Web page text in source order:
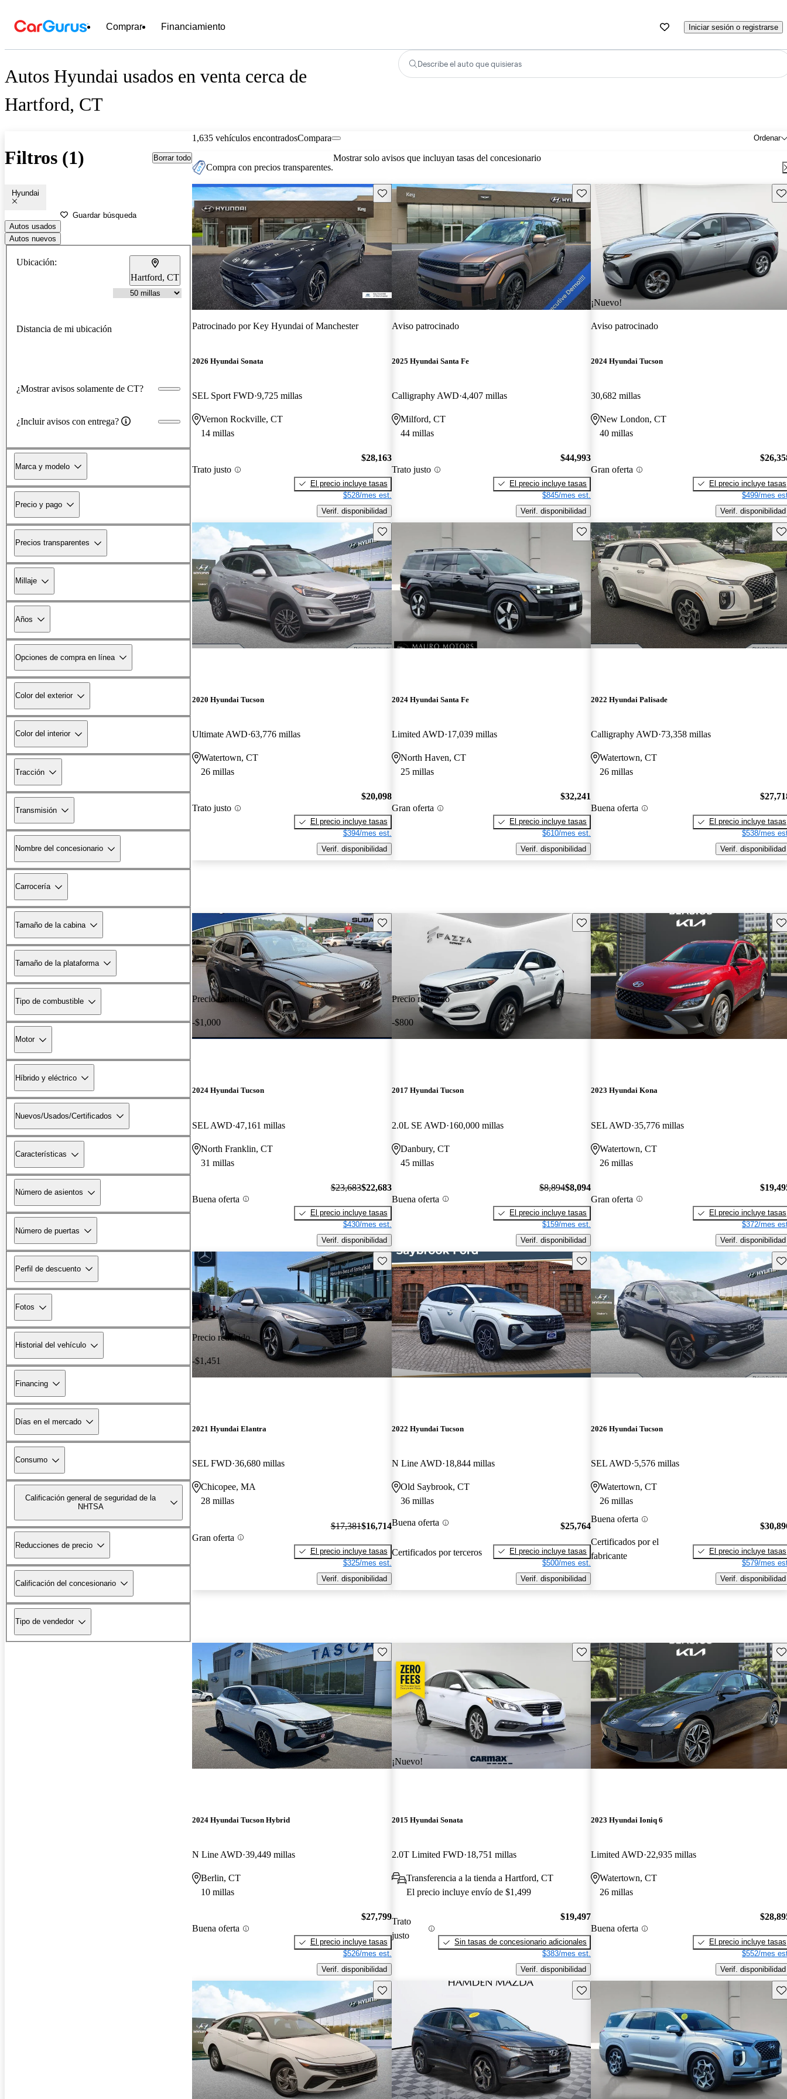
Comprar Financiamiento Iniciar sesión o registrarse
Autos Hyundai usados en venta cerca de
Hartford, CT
Describe el auto que quisieras
Filtros (1) Borrar todo
Hyundai
Guardar búsqueda
Autos usados
Autos nuevos
Ubicación:
Hartford, CT
Distancia de mi ubicación
¿Mostrar avisos solamente de CT?
¿Incluir avisos con entrega?
Marca y modelo
Precio y pago
Precios transparentes
Millaje
Años
Opciones de compra en línea
Color del exterior
Color del interior
Tracción
Transmisión
Nombre del concesionario
Carrocería
Tamaño de la cabina
Tamaño de la plataforma
Tipo de combustible
Motor
Híbrido y eléctrico
Nuevos/Usados/Certificados
Características
Número de asientos
Número de puertas
Perfil de descuento
Fotos
Historial del vehículo
Financing
Días en el mercado
Consumo
Calificación general de seguridad de la
NHTSA
Reducciones de precio
Calificación del concesionario
Tipo de vendedor
1,635 vehículos encontrados Ordenar
Compara
Compra con precios transparentes.
Mostrar solo avisos que incluyan tasas del concesionario
Guarda este Aviso
Patrocinado porKey Hyundai of Manchester
2026 Hyundai Sonata
SEL Sport FWD 9,725 millas
Vernon Rockville, CT
14 millas
Trato justo
$28,163
El precio incluye tasas
$528/mes est.
Verif. disponibilidad
Guarda este Aviso
Aviso patrocinado
2025 Hyundai Santa Fe
Calligraphy AWD 4,407 millas
Milford, CT
44 millas
Trato justo
$44,993
El precio incluye tasas
$845/mes est.
Verif. disponibilidad
¡Nuevo!
Aviso patrocinado
2024 Hyundai Tucson
30,682 millas
New London, CT
40 millas
Gran oferta
El precio incluye tasas
$499/mes
Verif. disponibilidad
Guarda este Aviso
2020 Hyundai Tucson
Ultimate AWD 63,776 millas
Watertown, CT
26 millas
Trato justo
$20,098
El precio incluye tasas
$394/mes est.
Verif. disponibilidad
Guarda este Aviso
2024 Hyundai Santa Fe
Limited AWD 17,039 millas
North Haven, CT
25 millas
Gran oferta
$32,241
El precio incluye tasas
$610/mes est.
Verif. disponibilidad
2022 Hyundai Palisade
Calligraphy AWD 73,358 millas
Watertown, CT
26 millas
Buena oferta
El precio incluye tasas
$538/mes
Verif. disponibilidad
Precio reducido
-$1,000
Guarda este Aviso
2024 Hyundai Tucson
SEL AWD 47,161 millas
North Franklin, CT
31 millas
Buena oferta
$23,683$22,683
El precio incluye tasas
$430/mes est.
Verif. disponibilidad
Precio reducido
-$800
Guarda este Aviso
2017 Hyundai Tucson
2.0L SE AWD 160,000 millas
Danbury, CT
45 millas
Buena oferta
$8,894$8,094
El precio incluye tasas
$159/mes est.
Verif. disponibilidad
2023 Hyundai Kona
SEL AWD 35,776 millas
Watertown, CT
26 millas
Gran oferta
El precio incluye tasas
$372/mes
Verif. disponibilidad
Precio reducido
-$1,451
Guarda este Aviso
2021 Hyundai Elantra
SEL FWD 36,680 millas
Chicopee, MA
28 millas
Gran oferta
$17,381$16,714
El precio incluye tasas
$325/mes est.
Verif. disponibilidad
Guarda este Aviso
2022 Hyundai Tucson
N Line AWD 18,844 millas
Old Saybrook, CT
36 millas
Buena oferta
Certificados por terceros
$25,764
El precio incluye tasas
$500/mes est.
Verif. disponibilidad
2026 Hyundai Tucson
SEL AWD 5,576 millas
Watertown, CT
26 millas
Buena oferta
Certificados por el
fabricante
El precio incluye tasas
$579/mes
Verif. disponibilidad
Guarda este Aviso
2024 Hyundai Tucson Hybrid
N Line AWD 39,449 millas
Berlin, CT
10 millas
Buena oferta
$27,799
El precio incluye tasas
$526/mes est.
Verif. disponibilidad
¡Nuevo!
Guarda este Aviso
2015 Hyundai Sonata
2.0T Limited FWD 18,751 millas
Transferencia a la tienda a Hartford, CT
El precio incluye envío de $1,499
Trato
justo
$19,497
Sin tasas de concesionario adicionales
$383/mes est.
Verif. disponibilidad
2023 Hyundai Ioniq 6
Limited AWD 22,935 millas
Watertown, CT
26 millas
Buena oferta
El precio incluye tasas
$552/mes
Verif. disponibilidad
Guarda este Aviso Guarda este Aviso